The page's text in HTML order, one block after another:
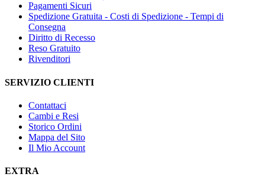
Pagamenti Sicuri
Spedizione Gratuita - Costi di Spedizione - Tempi di
Consegna
Diritto di Recesso
Reso Gratuito
Rivenditori
SERVIZIO CLIENTI
Contattaci
Cambi e Resi
Storico Ordini
Mappa del Sito
Il Mio Account
EXTRA